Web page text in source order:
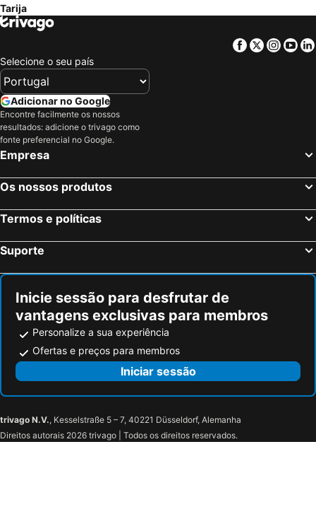
Tarija
Facebook
Twitter
Selecione o seu país
Adicionar no Google
Encontre facilmente os nossos
resultados: adicione o trivago como
fonte preferencial no Google.
Empresa
Os nossos produtos
Termos e políticas
Suporte
Inicie sessão para desfrutar de
vantagens exclusivas para membros
Personalize a sua experiência
Ofertas e preços para membros
Iniciar sessão
trivago N.V., Kesselstraße 5 – 7, 40221 Düsseldorf, Alemanha
Direitos autorais 2026 trivago | Todos os direitos reservados.